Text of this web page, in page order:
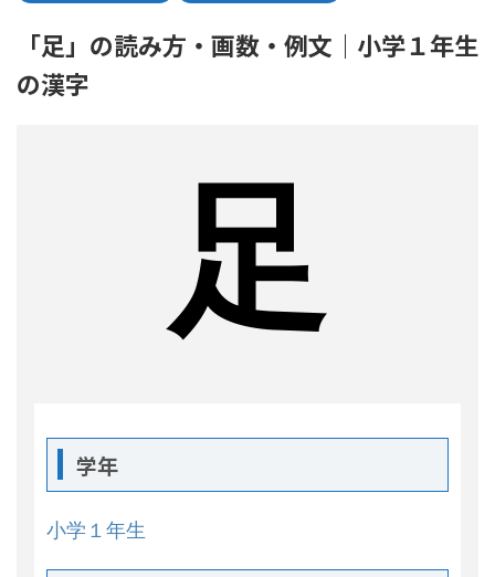
「足」の読み方・画数・例文｜小学１年生
の漢字
足
学年
小学１年生